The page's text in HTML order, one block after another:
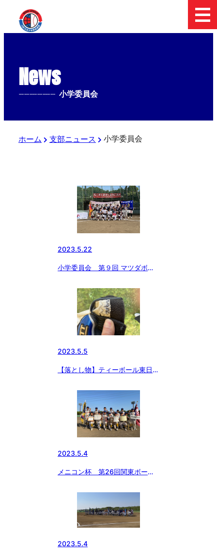
News
-------------- 小学委員会
ホーム 支部ニュース 小学委員会
2023.5.22
小学委員会 第９回 マツダボー
2023.5.5
【落とし物】ティーボール東日本
2023.5.4
メニコン杯 第26回関東ボーイ
2023.5.4